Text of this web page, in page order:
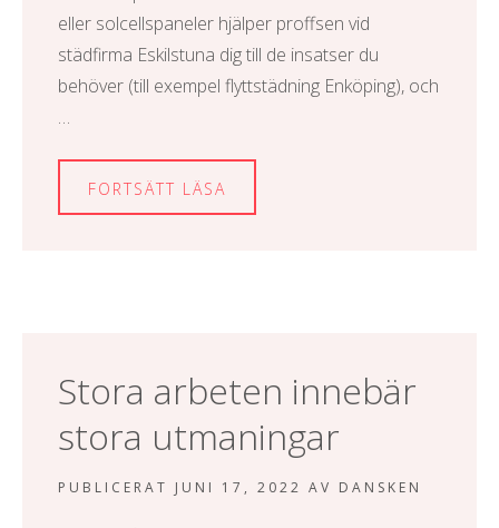
eller solcellspaneler hjälper proffsen vid
städfirma Eskilstuna dig till de insatser du
behöver (till exempel flyttstädning Enköping), och
…
FORTSÄTT LÄSA
Stora arbeten innebär
stora utmaningar
PUBLICERAT JUNI 17, 2022 AV DANSKEN